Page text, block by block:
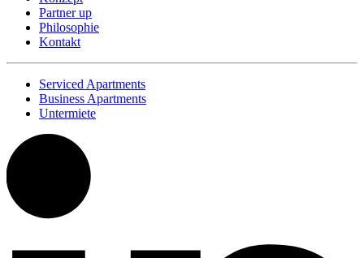
Partner up
Philosophie
Kontakt
Serviced Apartments
Business Apartments
Untermiete